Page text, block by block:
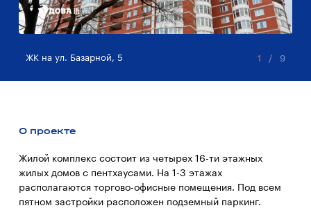
ЖК на ул. Базарной, 5 1 / 9
О проекте
Жилой комплекс состоит из четырех 16-ти этажных
жилых домов с пентхаусами. На 1-3 этажах
располагаются торгово-офисные помещения. Под всем
пятном застройки расположен подземный паркинг.